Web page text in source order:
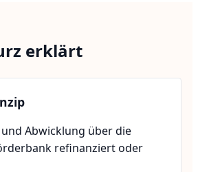
erklärt
Abwicklung über die
refinanziert oder